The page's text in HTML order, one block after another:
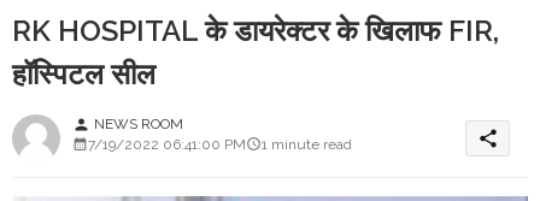
RK HOSPITAL के डायरेक्टर के खिलाफ FIR,
हॉस्पिटल सील
person NEWS ROOM
7/19/2022 06:41:00 PM
1 minute read share